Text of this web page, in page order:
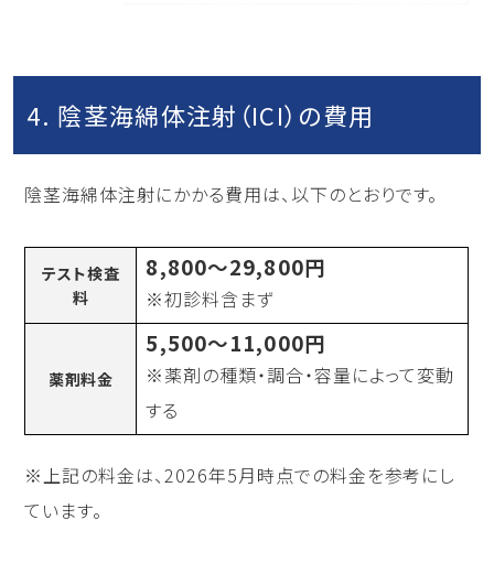
4. 陰茎海綿体注射（ICI）の費用
陰茎海綿体注射にかかる費用は、以下のとおりです。
テスト検査
料
8,800〜29,800円
※初診料含まず
薬剤料金
5,500〜11,000円
※薬剤の種類・調合・容量によって変動
する
※上記の料金は、2026年5月時点での料金を参考にし
ています。